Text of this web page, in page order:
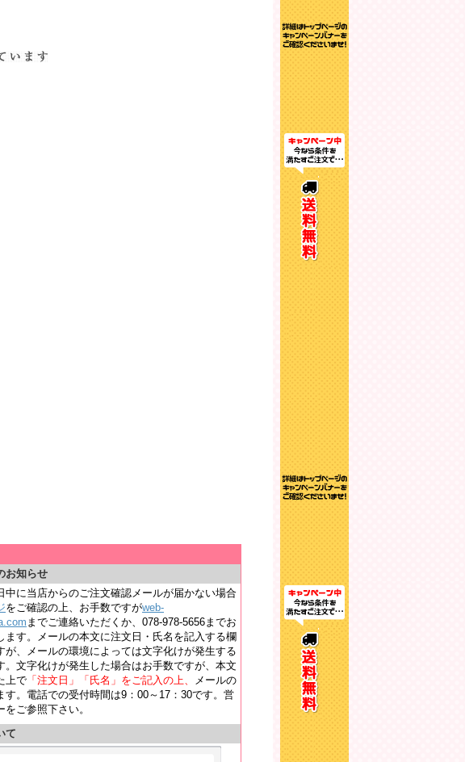
お知らせ
中に当店からのご注文確認メールが届かない場合
をご確認の上、お手数ですがweb-
までご連絡いただくか、078-978-5656までお
ます。メールの本文に注文日・氏名を記入する欄
が、メールの環境によっては文字化けが発生する
。文字化けが発生した場合はお手数ですが、本文
上で 「注文日」「氏名」をご記入の上、
メールの
す。電話での受付時間は9：00～17：30です。営
ご参照下さい。
て